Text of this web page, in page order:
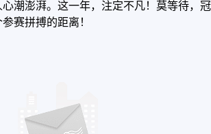
潮澎湃。这一年，注定不凡！莫等待，冠
赛拼搏的距离！